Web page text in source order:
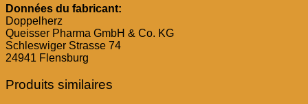
Données du fabricant:
Doppelherz
Queisser Pharma GmbH & Co. KG
Schleswiger Strasse 74
24941 Flensburg
Produits similaires